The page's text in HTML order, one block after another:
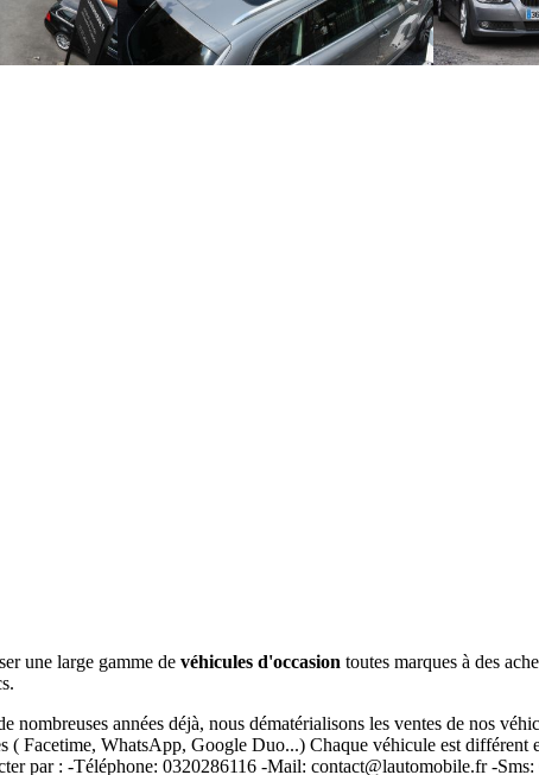
une large gamme de véhicules d'occasion toutes marques à des
années déjà, nous dématérialisons les ventes de nos
( Facetime, WhatsApp, Google Duo...) Chaque véhicule est
par : -Téléphone: 0320286116 -Mail: contact@lautomobile.fr -